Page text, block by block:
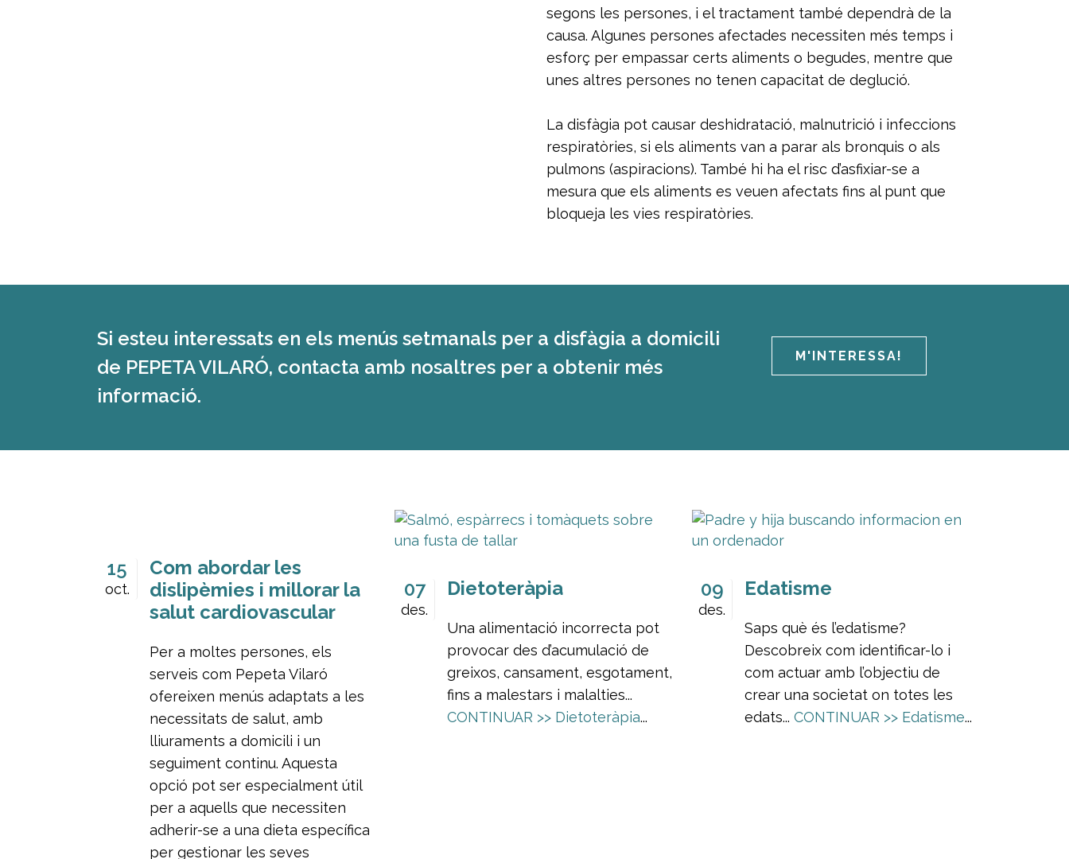
segons les persones, i el tractament també dependrà de la
causa. Algunes persones afectades necessiten més temps i
esforç per empassar certs aliments o begudes, mentre que
unes altres persones no tenen capacitat de deglució.
La disfàgia pot causar deshidratació, malnutrició i infeccions
respiratòries, si els aliments van a parar als bronquis o als
pulmons (aspiracions). També hi ha el risc d’asfixiar-se a
mesura que els aliments es veuen afectats fins al punt que
bloqueja les vies respiratòries.
Si esteu interessats en els menús setmanals per a disfàgia a domicili
de PEPETA VILARÓ, contacta amb nosaltres per a obtenir més
informació.
M'INTERESSA!
15
oct.
Com abordar les
dislipèmies i millorar la
salut cardiovascular
Per a moltes persones, els
serveis com Pepeta Vilaró
ofereixen menús adaptats a les
necessitats de salut, amb
lliuraments a domicili i un
seguiment continu. Aquesta
opció pot ser especialment útil
per a aquells que necessiten
adherir-se a una dieta específica
per gestionar les seves
07
des.
Dietoteràpia
Una alimentació incorrecta pot
provocar des d’acumulació de
greixos, cansament, esgotament,
fins a malestars i malalties...
CONTINUAR >> Dietoteràpia...
09
des.
Edatisme
Saps què és l’edatisme?
Descobreix com identificar-lo i
com actuar amb l’objectiu de
crear una societat on totes les
edats... CONTINUAR >> Edatisme...